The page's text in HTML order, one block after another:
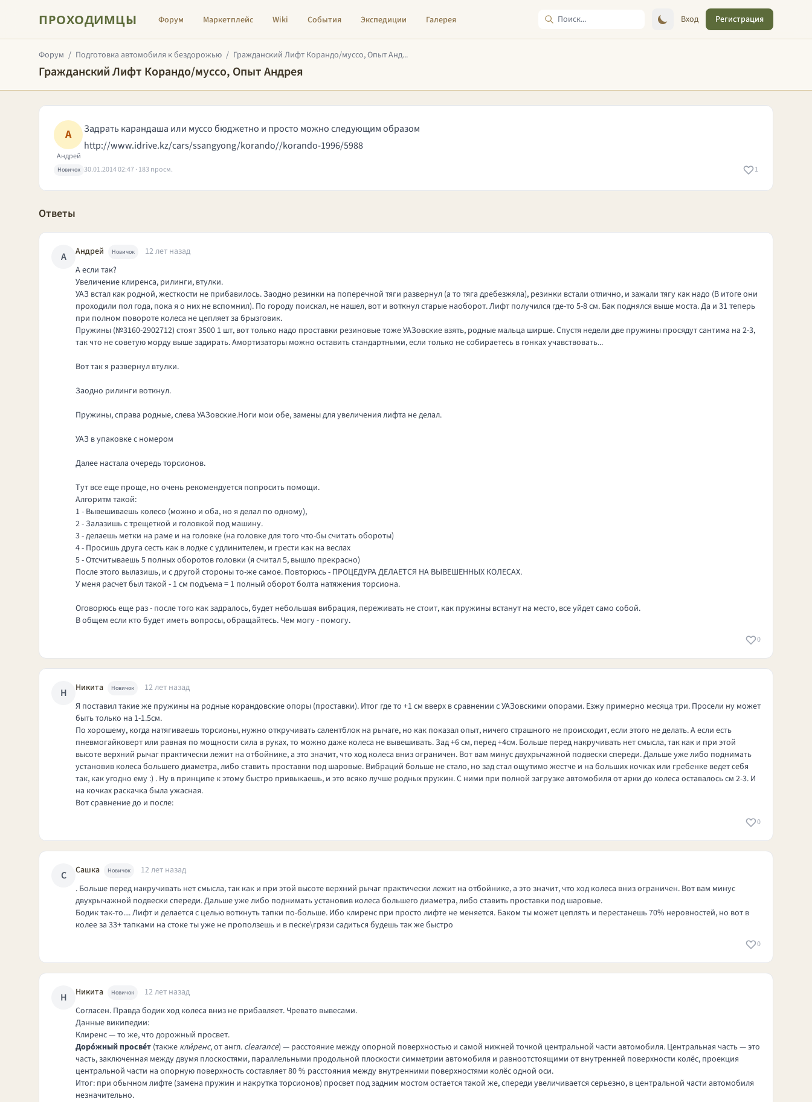
ПРОХОДИМЦЫ Форум Маркетплейс Wiki События Экспедиции Галерея Вход Регистрация
Форум / Подготовка автомобиля к бездорожью / Гражданский Лифт Корандо/муссо, Опыт Анд...
Гражданский Лифт Корандо/муссо, Опыт Андрея
А
Андрей
Новичок
Задрать карандаша или муссо бюджетно и просто можно следующим образом
http://www.idrive.kz/cars/ssangyong/korando//korando-1996/5988
30.01.2014 02:47 · 183 просм. 1
Ответы
А Андрей Новичок
12 лет назад
А если так?
Увеличение клиренса, рилинги, втулки.
УАЗ встал как родной, жесткости не прибавилось. Заодно резинки на поперечной тяги развернул (а то тяга дребезжяла), резинки встали отлично, и зажали тягу как надо (В итоге они
проходили пол года, пока я о них не вспомнил). По городу поискал, не нашел, вот и воткнул старые наоборот. Лифт получился где-то 5-8 см. Бак поднялся выше моста. Да и 31 теперь
при полном повороте колеса не цепляет за брызговик.
Пружины (№3160-2902712) стоят 3500 1 шт, вот только надо проставки резиновые тоже УАЗовские взять, родные мальца ширше. Спустя недели две пружины просядут сантима на 2-3,
так что не советую морду выше задирать. Амортизаторы можно оставить стандартными, если только не собираетесь в гонках учавствовать...
Вот так я развернул втулки.
Заодно рилинги воткнул.
Пружины, справа родные, слева УАЗовские.Ноги мои обе, замены для увеличения лифта не делал.
УАЗ в упаковке с номером
Далее настала очередь торсионов.
Тут все еще проще, но очень рекомендуется попросить помощи.
Алгоритм такой:
1 - Вывешиваешь колесо (можно и оба, но я делал по одному),
2 - Залазишь с трещеткой и головкой под машину.
3 - делаешь метки на раме и на головке (на головке для того что-бы считать обороты)
4 - Просишь друга сесть как в лодке с удлинителем, и грести как на веслах
5 - Отсчитываешь 5 полных оборотов головки (я считал 5, вышло прекрасно)
После этого вылазишь, и с другой стороны то-же самое. Повторюсь - ПРОЦЕДУРА ДЕЛАЕТСЯ НА ВЫВЕШЕННЫХ КОЛЕСАХ.
У меня расчет был такой - 1 см подъема = 1 полный оборот болта натяжения торсиона.
Оговорюсь еще раз - после того как задралось, будет небольшая вибрация, переживать не стоит, как пружины встанут на место, все уйдет само собой.
В общем если кто будет иметь вопросы, обращайтесь. Чем могу - помогу.
0
Н Никита Новичок
12 лет назад
Я поставил такие же пружины на родные корандовские опоры (проставки). Итог где то +1 см вверх в сравнении с УАЗовскими опорами. Езжу примерно месяца три. Просели ну может
быть только на 1-1.5см.
По хорошему, когда натягиваешь торсионы, нужно откручивать салентблок на рычаге, но как показал опыт, ничего страшного не происходит, если этого не делать. А если есть
пневмогайковерт или равная по мощности сила в руках, то можно даже колеса не вывешивать. Зад +6 см, перед +4см. Больше перед накручивать нет смысла, так как и при этой
высоте верхний рычаг практически лежит на отбойнике, а это значит, что ход колеса вниз ограничен. Вот вам минус двухрычажной подвески спереди. Дальше уже либо поднимать
установив колеса большего диаметра, либо ставить проставки под шаровые. Вибраций больше не стало, но зад стал ощутимо жестче и на больших кочках или гребенке ведет себя
так, как угодно ему :) . Ну в принципе к этому быстро привыкаешь, и это всяко лучше родных пружин. С ними при полной загрузке автомобиля от арки до колеса оставалось см 2-3. И
на кочках раскачка была ужасная.
Вот сравнение до и после:
0
С Сашка Новичок
12 лет назад
. Больше перед накручивать нет смысла, так как и при этой высоте верхний рычаг практически лежит на отбойнике, а это значит, что ход колеса вниз ограничен. Вот вам минус
двухрычажной подвески спереди. Дальше уже либо поднимать установив колеса большего диаметра, либо ставить проставки под шаровые.
Бодик так-то.... Лифт и делается с целью воткнуть тапки по-больше. Ибо клиренс при просто лифте не меняется. Баком ты может цеплять и перестанешь 70% неровностей, но вот в
колее за 33+ тапками на стоке ты уже не проползешь и в песке\грязи садиться будешь так же быстро
0
Н Никита Новичок
12 лет назад
Согласен. Правда бодик ход колеса вниз не прибавляет. Чревато вывесами.
Данные википедии:
Клиренс — то же, что дорожный просвет.
Доро́жный просве́т (также кли́ренс, отангл. clearance) — расстояние между опорной поверхностью и самой нижней точкой центральной части автомобиля. Центральная часть — это
часть, заключенная между двумя плоскостями, параллельными продольной плоскости симметрии автомобиля и равноотстоящими от внутренней поверхности колёс, проекция
центральной части на опорную поверхность составляет 80 % расстояния между внутренними поверхностями колёс одной оси.
Итог: при обычном лифте (замена пружин и накрутка торсионов) просвет под задним мостом остается такой же, спереди увеличивается серьезно, в центральной части автомобиля
незначительно.